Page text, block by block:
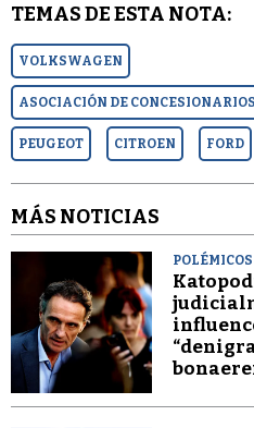
TEMAS DE ESTA NOTA:
VOLKSWAGEN
ASOCIACIÓN DE
PEUGEOT CITROEN FORD
MÁS NOTICIAS